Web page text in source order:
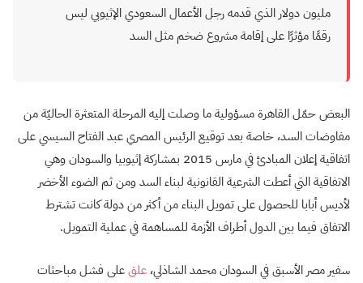
مليون دولار الذي قدمه رجل الأعمال السعودي الإثيوبي ليس
رقمًا مؤثرًا على إقامة مشروع ضخم مثل السد
البعض حمّل القاهرة مسؤولية ما وصلت إليه المرحلة المتعثرة الحاليّة من
مفاوضات السد، خاصة بعد توقيع الرئيس المصري عبد الفتاح السيسي على
اتفاقية إعلان المبادئ في مارس 2015 بمشاركة إثيوبيا والسودان وهي
الاتفاقية التي أعطت الشرعية القانونية لبناء السد ومن ثم الضوء الأخضر
لأديس أبابا للحصول على تمويل البناء من أكثر من دولة كانت تشترط
الاتفاق فيما بين الدول أطراف الأزمة للمساهمة في عملية التمويل.
سفير مصر الأسبق في السودان محمد الشاذلي، علقعلى فشل مباحثات